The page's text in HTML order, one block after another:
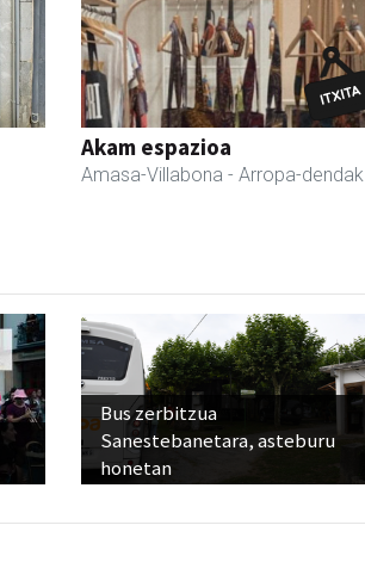
Akam espazioa
Amasa-Villabona - Arropa-dendak
Bus zerbitzua
Sanestebanetara, asteburu
honetan